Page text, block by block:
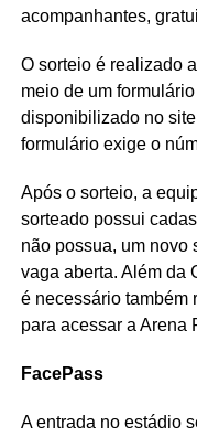
acompanhantes,
O sorteio é realizado
meio de um
disponibilizado no
formulário exige o
Após o sorteio, a
sorteado possui
não possua, um novo
vaga aberta. Além da
é necessário também
para acessar a Arena
FacePass
A entrada no estádio